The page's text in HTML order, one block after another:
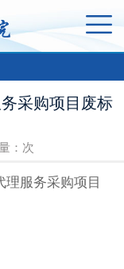
采购项目废标
： 次
服务采购项目